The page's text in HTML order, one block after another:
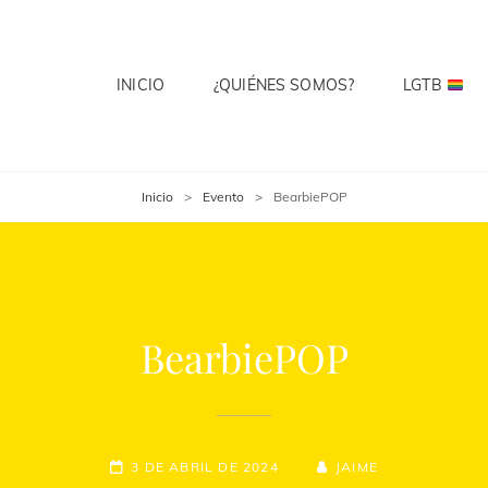
INICIO ¿QUIÉNES SOMOS? LGTB
Inicio > Evento > BearbiePOP
BearbiePOP
3 DE ABRIL DE 2024 JAIME